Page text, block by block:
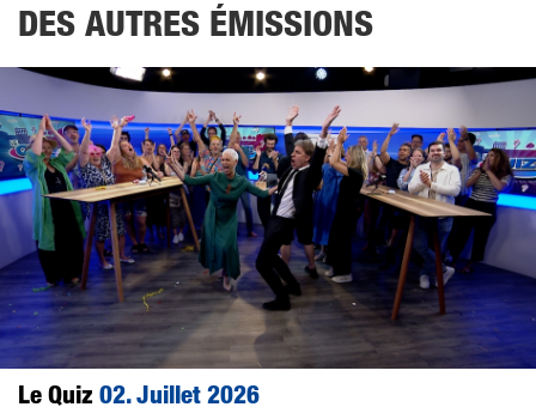
DES AUTRES ÉMISSIONS
Le Quiz 02. Juillet 2026